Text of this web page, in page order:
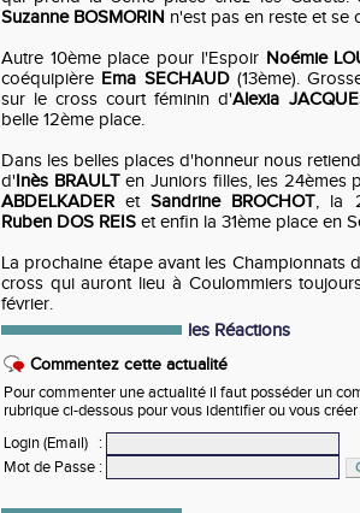
Suzanne BOSMORIN n'est pas en reste et se
Autre 10ème place pour l'Espoir Noémie
coéquipière Ema SECHAUD(13ème).
sur le cross court féminin d'Alexia
belle 12ème place.
Dans les belles places d'honneur nous
d'Inès BRAULTen Juniors filles, les 24èmes
ABDELKADER etSandrine BROCHOT, la
Ruben DOS REIS et enfin la 31ème place en
La prochaine étape avant les Championnats
cross qui auront lieu à Coulommiers
février.
les Réactions
Commentez cette actualité
Pour commenter une actualité il faut posséder un
rubrique ci-dessous pour vous identifier ou vous
Login (Email)
:
Mot de Passe :